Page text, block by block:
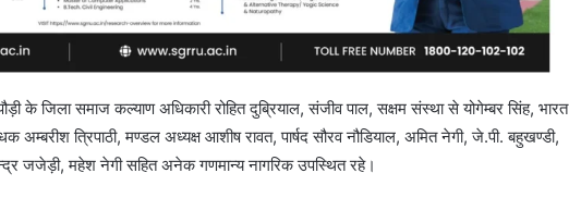
के जिला समाज कल्याण अधिकारी रोहित दुब्रियाल, संजीव पाल, सक्षम संस्था से योगेम्बर सिंह, भारत
अम्बरीश त्रिपाठी, मण्डल अध्यक्ष आशीष रावत, पार्षद सौरव नौडियाल, अमित नेगी, जे.पी. बहुखण्डी,
जजेड़ी, महेश नेगी सहित अनेक गणमान्य नागरिक उपस्थित रहे।